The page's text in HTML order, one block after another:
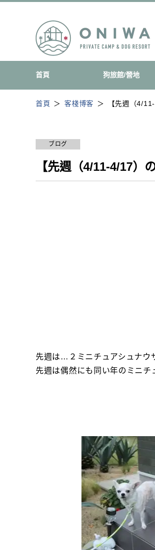
首頁 狗旅館/營地
首頁 客棧博客 【先週（4/
ブログ
【先週（4/11-4/17）
先週は…２ミニチュアシュナウ
先週は偶然にも同い年のミニチ